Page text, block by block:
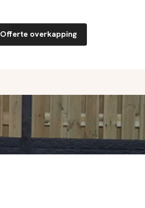
Offerte overkapping